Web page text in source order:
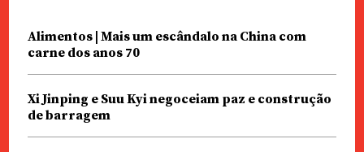
Alimentos | Mais um escândalo na China com
carne dos anos 70
Xi Jinping e Suu Kyi negoceiam paz e construção
de barragem